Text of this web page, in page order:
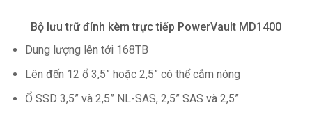
Bộ lưu trữ đính kèm trực tiếp PowerVault MD1400
Dung lượng lên tới 168TB
Lên đến 12 ổ 3,5” hoặc 2,5” có thể cắm nóng
Ổ SSD 3,5” và 2,5” NL-SAS, 2,5” SAS và 2,5”